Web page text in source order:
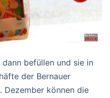
befüllen und sie in
der Bernauer
Dezember können die